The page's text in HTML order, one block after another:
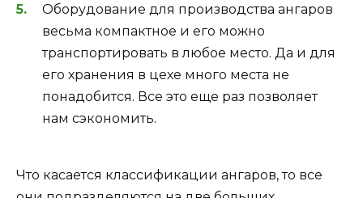
Оборудование для производства ангаров
весьма компактное и его можно
транспортировать в любое место. Да и для
его хранения в цехе много места не
понадобится. Все это еще раз позволяет
нам сэкономить.
Что касается классификации ангаров, то все